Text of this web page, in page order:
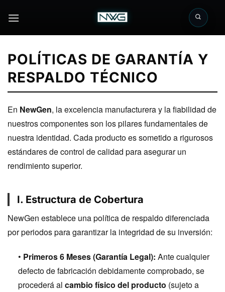
POLÍTICAS DE GARANTÍA Y
RESPALDO TÉCNICO
En NewGen, la excelencia manufacturera y la fiabilidad de
nuestros componentes son los pilares fundamentales de
nuestra identidad. Cada producto es sometido a rigurosos
estándares de control de calidad para asegurar un
rendimiento superior.
I. Estructura de Cobertura
NewGen establece una política de respaldo diferenciada
por periodos para garantizar la integridad de su inversión:
• Primeros 6 Meses (Garantía Legal): Ante cualquier
defecto de fabricación debidamente comprobado, se
procederá al cambio físico del producto (sujeto a